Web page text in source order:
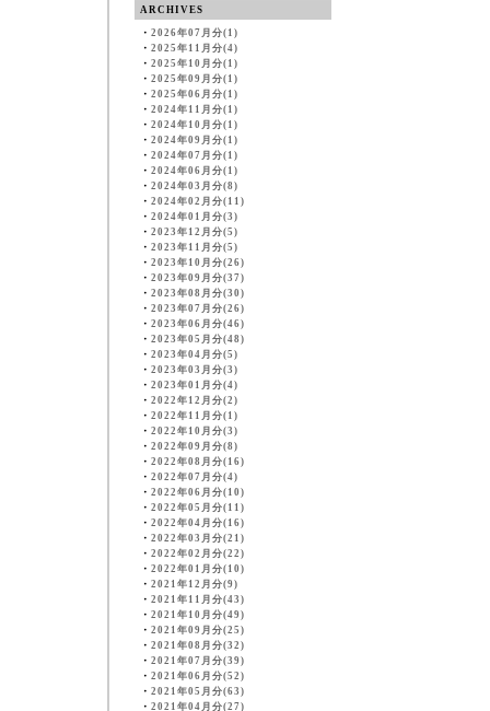
ARCHIVES
・ 2026年07月分(1)
・ 2025年11月分(4)
・ 2025年10月分(1)
・ 2025年09月分(1)
・ 2025年06月分(1)
・ 2024年11月分(1)
・ 2024年10月分(1)
・ 2024年09月分(1)
・ 2024年07月分(1)
・ 2024年06月分(1)
・ 2024年03月分(8)
・ 2024年02月分(11)
・ 2024年01月分(3)
・ 2023年12月分(5)
・ 2023年11月分(5)
・ 2023年10月分(26)
・ 2023年09月分(37)
・ 2023年08月分(30)
・ 2023年07月分(26)
・ 2023年06月分(46)
・ 2023年05月分(48)
・ 2023年04月分(5)
・ 2023年03月分(3)
・ 2023年01月分(4)
・ 2022年12月分(2)
・ 2022年11月分(1)
・ 2022年10月分(3)
・ 2022年09月分(8)
・ 2022年08月分(16)
・ 2022年07月分(4)
・ 2022年06月分(10)
・ 2022年05月分(11)
・ 2022年04月分(16)
・ 2022年03月分(21)
・ 2022年02月分(22)
・ 2022年01月分(10)
・ 2021年12月分(9)
・ 2021年11月分(43)
・ 2021年10月分(49)
・ 2021年09月分(25)
・ 2021年08月分(32)
・ 2021年07月分(39)
・ 2021年06月分(52)
・ 2021年05月分(63)
・ 2021年04月分(27)